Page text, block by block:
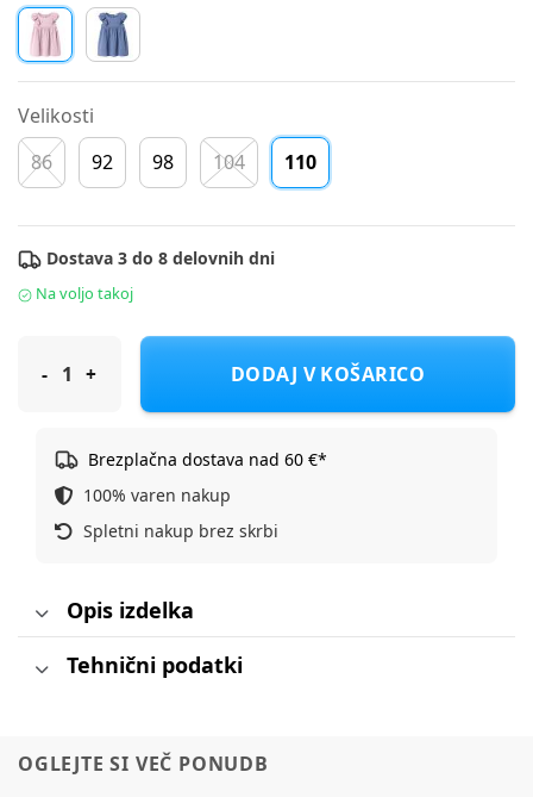
Velikosti
86
92 98 104 110
Dostava 3 do 8 delovnih dni
Na voljo takoj
Name It obleka KR 13242283 NMFHAKKI D Roza 110
DODAJ V KOŠARICO
Brezplačna dostava nad 60 €*
100% varen nakup
Spletni nakup brez skrbi
Opis izdelka
Tehnični podatki
OGLEJTE SI VEČ PONUDB